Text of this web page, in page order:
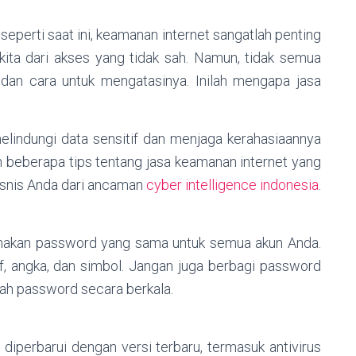
saat ini, keamanan internet sangatlah penting
dari akses yang tidak sah. Namun, tidak semua
cara untuk mengatasinya. Inilah mengapa jasa
data sensitif dan menjaga kerahasiaannya
tips tentang jasa keamanan internet yang
Anda dari ancaman cyber intelligence indonesia
password yang sama untuk semua akun Anda.
angka, dan simbol. Jangan juga berbagi password
password secara berkala.
dengan versi terbaru, termasuk antivirus